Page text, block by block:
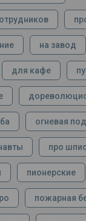
на завод
для кафе
огневая
про
пионерские
пожарная